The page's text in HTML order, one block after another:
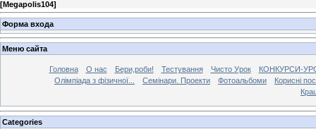
[Megapolis104]
Форма входа
Меню сайта
Головна О нас Бери,роби! Тестування Чисто Урок
КОНКУРСИ-
Олімпіада з фізичної...
Семінари. Проекти Фотоальбоми
Корисні
Categories